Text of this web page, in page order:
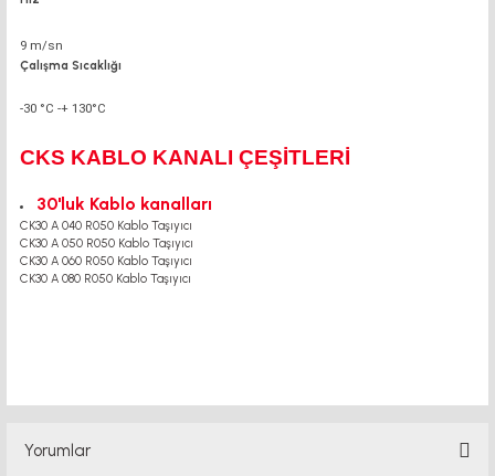
9 m/sn
Çalışma Sıcaklığı
-30 °C -+ 130°C
CKS KABLO KANALI ÇEŞİTLERİ
30'luk Kablo kanalları
CK30 A 040 R050 Kablo Taşıyıcı
CK30 A 050 R050 Kablo Taşıyıcı
CK30 A 060 R050 Kablo Taşıyıcı
CK30 A 080 R050 Kablo Taşıyıcı
Yorumlar